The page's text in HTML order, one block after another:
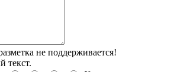
не поддерживается!
текст.